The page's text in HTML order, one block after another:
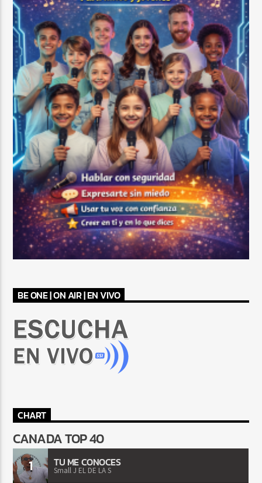
BE ONE | ON AIR | EN VIVO
CHART
CANADA TOP 40
1 TU ME CONOCES
Small J EL DE LA S